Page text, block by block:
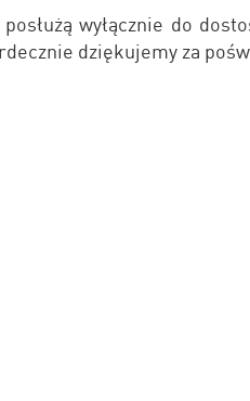
wyłącznie do
dziękujemy za